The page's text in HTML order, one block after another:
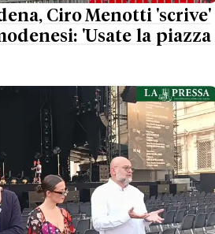
Ciro Menotti 'scrive'
'Usate la piazza